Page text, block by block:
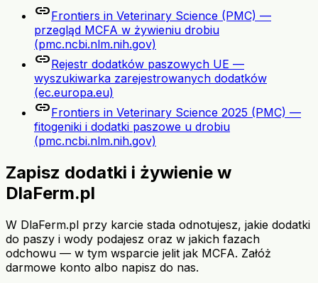
linkFrontiers in Veterinary Science (PMC) —
przegląd MCFA w żywieniu drobiu
(pmc.ncbi.nlm.nih.gov)
linkRejestr dodatków paszowych UE —
wyszukiwarka zarejestrowanych dodatków
(ec.europa.eu)
linkFrontiers in Veterinary Science 2025 (PMC) —
fitogeniki i dodatki paszowe u drobiu
(pmc.ncbi.nlm.nih.gov)
Zapisz dodatki i żywienie w
DlaFerm.pl
W DlaFerm.pl przy karcie stada odnotujesz, jakie dodatki
do paszy i wody podajesz oraz w jakich fazach
odchowu — w tym wsparcie jelit jak MCFA. Załóż
darmowe konto albo napisz do nas.